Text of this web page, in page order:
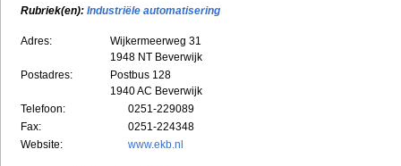
Rubriek(en): Industriële automatisering
Adres:
Wijkermeerweg 31
1948 NT Beverwijk
Postadres:
Postbus 128
1940 AC Beverwijk
Telefoon:
0251-229089
Fax:
0251-224348
Website:
www.ekb.nl